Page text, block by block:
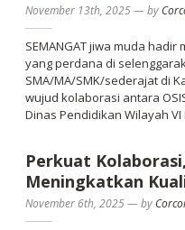
November 13th, 2025— by
SEMANGAT jiwa muda
yang perdana di
SMA/MA/SMK/sederajat di
wujud kolaborasi antara
Dinas Pendidikan Wilayah VI
Perkuat
Meningkatkan
November 6th, 2025— by